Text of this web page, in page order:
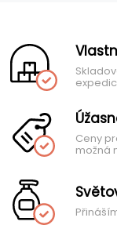
Ceny
možná